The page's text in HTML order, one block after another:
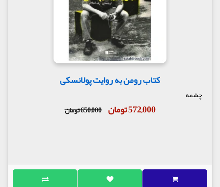
کتاب رومن به روایت پولانسکی
چشمه
572,000 تومان 650,000 تومان